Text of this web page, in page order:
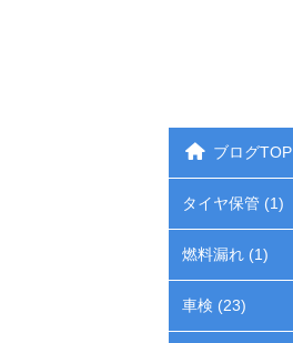
ブログTOP
タイヤ保管 (1)
燃料漏れ (1)
車検 (23)